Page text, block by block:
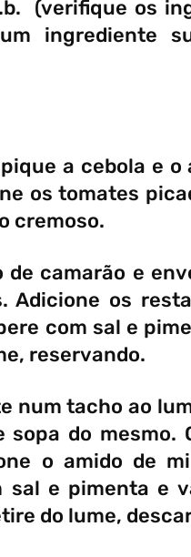
(verifique os
ingrediente
a cebola e
os tomates
cremoso.
camarão e
Adicione os
com sal e
reservando.
num tacho ao
sopa do mesmo.
o amido de
sal e pimenta e
do lume,